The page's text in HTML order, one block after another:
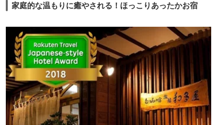
家庭的な温もりに癒やされる！ほっこりあったかお宿